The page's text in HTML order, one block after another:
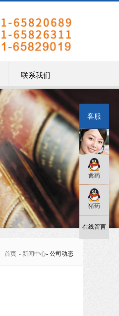
联系我们
首页 - 新闻中心- 公司动态
在线客服
禽药
猪药
在线留言
客服
禽药
猪药
在线留言